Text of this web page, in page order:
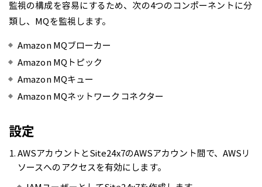
監視の構成を容易にするため、次の4つのコンポーネントに分
類し、MQを監視します。
Amazon MQブローカー
Amazon MQトピック
Amazon MQキュー
Amazon MQネットワークコネクター
設定
AWSアカウントとSite24x7のAWSアカウント間で、AWSリ
ソースへのアクセスを有効にします。